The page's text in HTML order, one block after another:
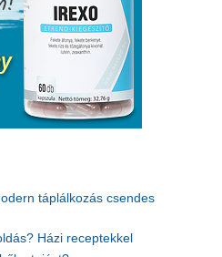
táplálkozás csendes
Házi receptekkel